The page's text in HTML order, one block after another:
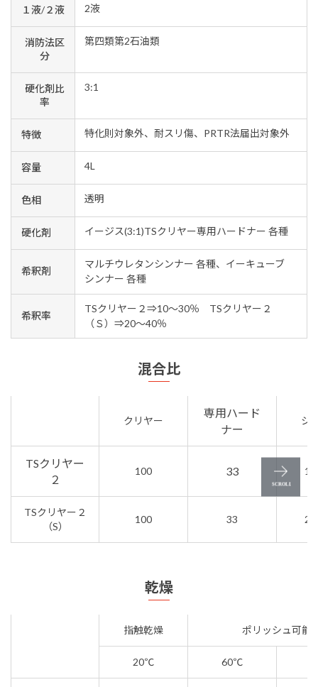
１液/２液 2液
消防法区
分
第四類第2石油類
硬化剤比
率
3:1
特徴 特化則対象外、耐スリ傷、PRTR法届出対象外
容量 4L
色相 透明
硬化剤 イージス(3:1)TSクリヤー専用ハードナー 各種
希釈剤
マルチウレタンシンナー 各種、イーキューブ
シンナー 各種
希釈率
TSクリヤー２⇒10～30％ TSクリヤー２
（Ｓ）⇒20～40％
混合比
クリヤー
専用ハード
ナー
シ
TSクリヤー
２
100 33
TSクリヤー２
（S）
100 33
乾燥
指触乾燥 ポリッシュ可能
20℃ 60℃